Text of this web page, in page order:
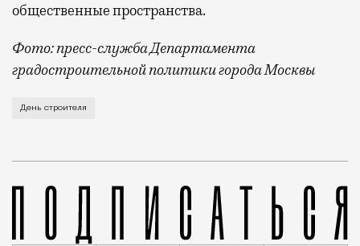
общественные пространства.
Фото: пресс-служба Департамента
градостроительной политики города Москвы
В этом году профессиональный праздник День
День строителя